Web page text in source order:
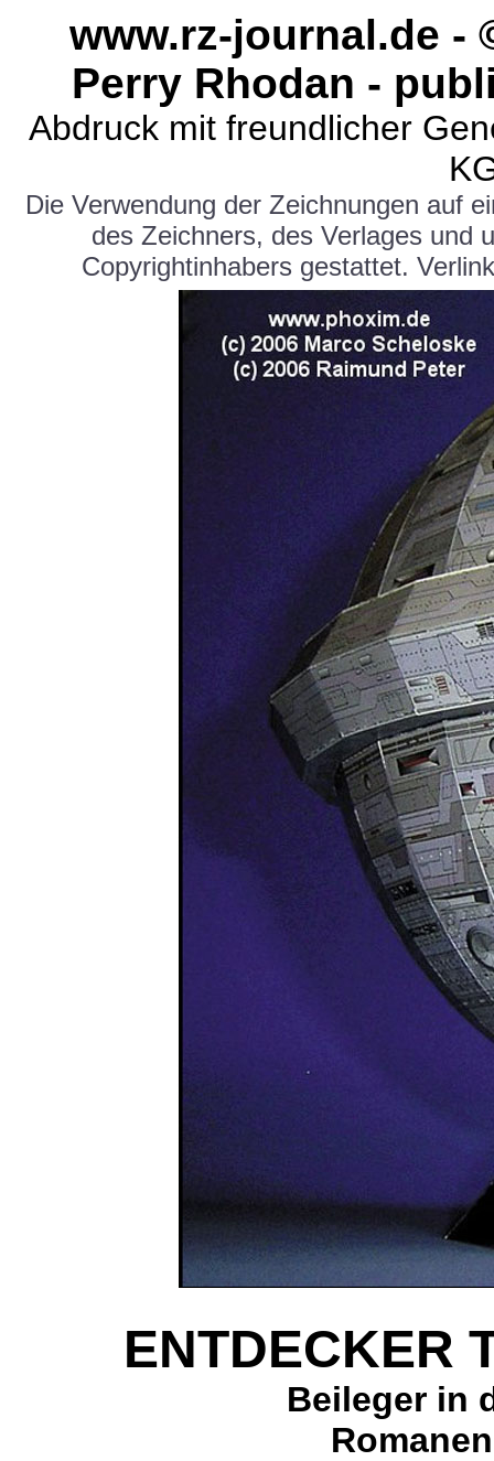
www.rz-journal.de -
Perry Rhodan -
Abdruck mit freundlicher
Die Verwendung der Zeichnungen auf
des Zeichners, des Verlages und
Copyrightinhabers gestattet.
ENTDECKER
Beileger in